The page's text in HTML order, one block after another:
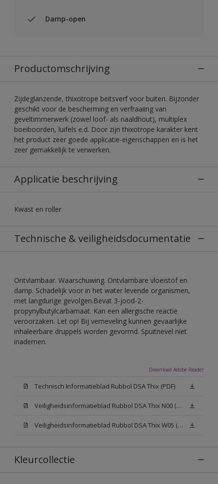
Damp-open
Productomschrijving
Zijdeglanzende, thixotrope beitsverf voor buiten. Bijzonder
geschikt voor de bescherming en verfraaiing van
geveltimmerwerk (zowel loof- als naaldhout), multiplex
boeiboorden, luifels e.d. Door zijn thixotrope karakter kent
het product zeer goede applicatie-eigenschappen en is het
zeer gemakkelijk te verwerken.
Applicatie beschrijving
Kwast en roller
Technische & veiligheidsdocumentatie
Ontvlambaar. Waarschuwing. Ontvlambare vloeistof en
damp. Schadelijk voor in het water levende organismen,
met langdurige gevolgen.Bevat 3-jood-2-
propynylbutylcarbamaat. Kan een allergische reactie
veroorzaken. Let op! Bij verneveling kunnen gevaarlijke
inhaleerbare druppels worden gevormd. Spuitnevel niet
inademen.
Download Adobe Reader
Technisch Informatieblad Rubbol DSA Thix (PDF)
Veiligheidsinformatieblad Rubbol DSA Thix N00 (MSDS)
Veiligheidsinformatieblad Rubbol DSA Thix W05 (MSDS)
Kleurcollectie